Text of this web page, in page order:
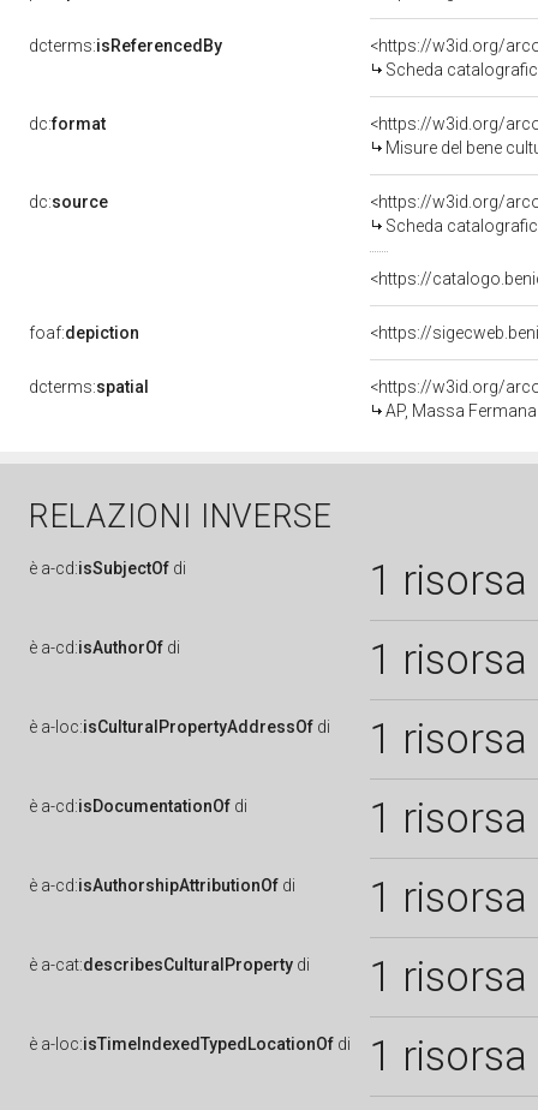
dcterms:isReferencedBy
<https://w3id.org/
Scheda
dc:format
<https://w3id.org/
Misure del bene
dc:source
<https://w3id.org/
Scheda
<https://
foaf:depiction <https://
dcterms:spatial
<https://w3id.org/
AP, Massa Fermana
RELAZIONI INVERSE
è a-cd:isSubjectOf di 1 risorsa
è a-cd:isAuthorOf di 1 risorsa
è a-loc:isCulturalPropertyAddressOf di 1 risorsa
è a-cd:isDocumentationOf di 1 risorsa
è a-cd:isAuthorshipAttributionOf di 1 risorsa
è a-cat:describesCulturalProperty di 1 risorsa
è a-loc:isTimeIndexedTypedLocationOf di 1 risorsa